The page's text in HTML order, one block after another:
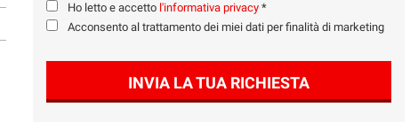
Ho letto e accetto l'informativa privacy *
Acconsento al trattamento dei miei dati per finalità di marketing
INVIA LA TUA RICHIESTA